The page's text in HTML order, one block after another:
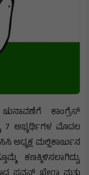
ಕಾಂಗ್ರೆಸ್
7 ಅಭ್ಯರ್ಥಿಗಳ ಮೊದಲ
ಅಧ್ಯಕ್ಷ ಮಲ್ಲಿಕಾರ್ಜುನ
ಕಣಕ್ಕಿಳಿಸಲಾಗಿದ್ದು,